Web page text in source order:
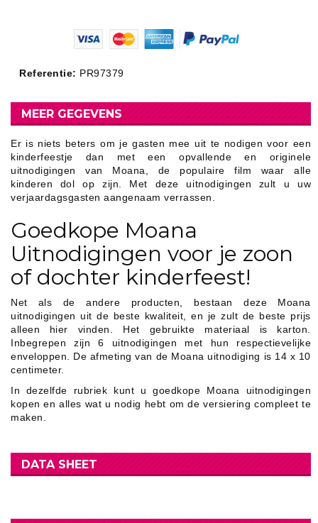
Referentie: PR97379
MEER GEGEVENS
Er is niets beters om je gasten mee uit te nodigen voor een
kinderfeestje dan met een opvallende en originele
uitnodigingen van Moana, de populaire film waar alle
kinderen dol op zijn. Met deze uitnodigingen zult u uw
verjaardagsgasten aangenaam verrassen.
Goedkope Moana
Uitnodigingen voor je zoon
of dochter kinderfeest!
Net als de andere producten, bestaan deze Moana
uitnodigingen uit de beste kwaliteit, en je zult de beste prijs
alleen hier vinden. Het gebruikte materiaal is karton.
Inbegrepen zijn 6 uitnodigingen met hun respectievelijke
enveloppen. De afmeting van de Moana uitnodiging is 14 x 10
centimeter.
In dezelfde rubriek kunt u goedkope Moana uitnodigingen
kopen en alles wat u nodig hebt om de versiering compleet te
maken.
DATA SHEET